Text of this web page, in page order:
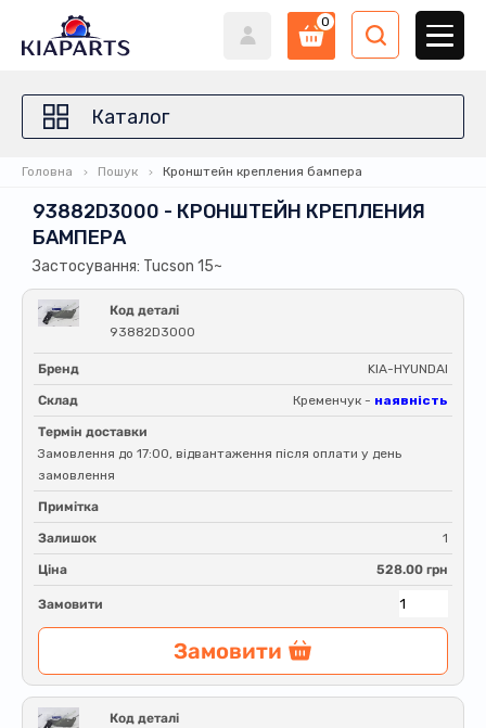
0
Каталог
Головна Пошук Кронштейн крепления бампера
93882D3000 - КРОНШТЕЙН КРЕПЛЕНИЯ
БАМПЕРА
Застосування: Tucson 15~
Код деталі
93882D3000
Бренд KIA-HYUNDAI
Склад Кременчук - наявність
Термін доставки
Замовлення до 17:00, відвантаження після оплати у день
замовлення
Примітка
Залишок 1
Ціна 528.00 грн
Замовити
Замовити
Код деталі